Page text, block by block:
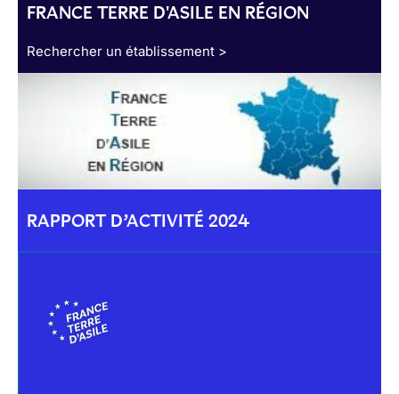
FRANCE TERRE D'ASILE EN RÉGION
Rechercher un établissement >
RAPPORT D’ACTIVITÉ 2024